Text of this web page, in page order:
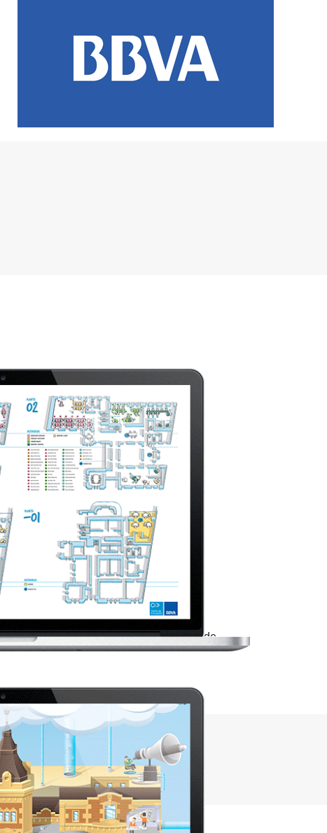
concurso ‘Plus and Play’.
en sus relaciones con otros empleados de